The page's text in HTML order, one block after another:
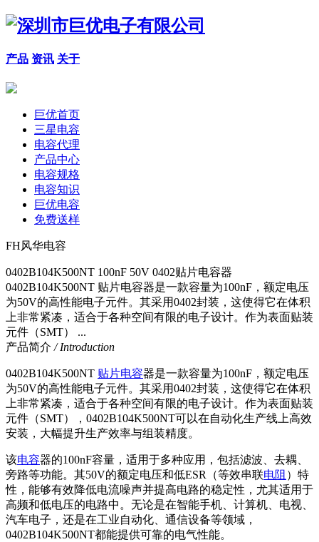
产品 资讯 关于
巨优首页
三星电容
电容代理
产品中心
电容规格
电容知识
巨优电容
免费送样
FH风华电容
0402B104K500NT 100nF 50V 0402贴片电容器
0402B104K500NT 贴片电容器是一款容量为100nF，额定电压
为50V的高性能电子元件。其采用0402封装，这使得它在体积
上非常紧凑，适合于各种空间有限的电子设计。作为表面贴装
元件（SMT） ...
产品简介 / Introduction
0402B104K500NT 贴片电容器是一款容量为100nF，额定电压
为50V的高性能电子元件。其采用0402封装，这使得它在体积
上非常紧凑，适合于各种空间有限的电子设计。作为表面贴装
元件（SMT），0402B104K500NT可以在自动化生产线上高效
安装，大幅提升生产效率与组装精度。
该电容器的100nF容量，适用于多种应用，包括滤波、去耦、
旁路等功能。其50V的额定电压和低ESR（等效串联电阻 ）特
性，能够有效降低电流噪声并提高电路的稳定性，尤其适用于
高频和低电压的电路中。无论是在智能手机、计算机、电视、
汽车电子，还是在工业自动化、通信设备等领域，
0402B104K500NT都能提供可靠的电气性能。